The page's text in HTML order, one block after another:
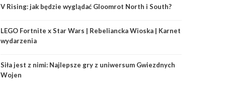
V Rising: jak będzie wyglądać Gloomrot North i South?
LEGO Fortnite x Star Wars | Rebeliancka Wioska | Karnet
wydarzenia
Siła jest z nimi: Najlepsze gry z uniwersum Gwiezdnych
Wojen